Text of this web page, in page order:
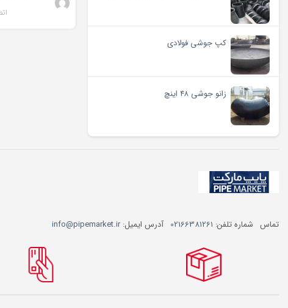
کپ جوشی فولادی
زانو جوشی ۴۸ اینچ
تماس شماره تلفن: 02166381261 آدرس ایمیل:info@pipemarket.ir